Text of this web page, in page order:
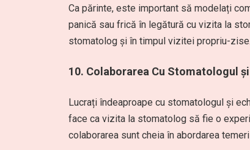
Ca părinte, este important să modelați
panică sau frică în legătură cu vizita la
stomatolog și în timpul vizitei propriu-zise.
10. Colaborarea Cu Stomatologul
Lucrați îndeaproape cu stomatologul și
face ca vizita la stomatolog să fie o
colaborarea sunt cheia în abordarea